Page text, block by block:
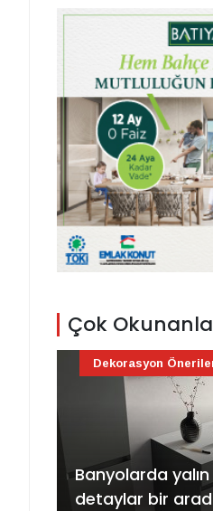
Çok
Banyolarda yalın
detaylar bir
Dekorasyon